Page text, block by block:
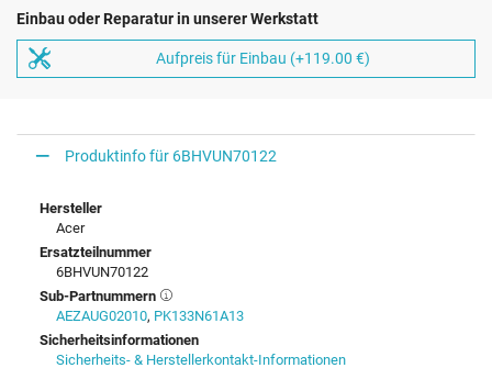
Einbau oder Reparatur in unserer Werkstatt
Aufpreis für Einbau (+119.00 €)
Produktinfo für 6BHVUN70122
Hersteller
Acer
Ersatzteilnummer
6BHVUN70122
Sub-Partnummern
AEZAUG02010, PK133N61A13
Sicherheitsinformationen
Sicherheits- & Herstellerkontakt-Informationen